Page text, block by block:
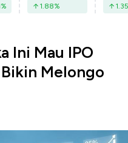
% 1.88% 1.35
Ini Mau IPO
Melongo